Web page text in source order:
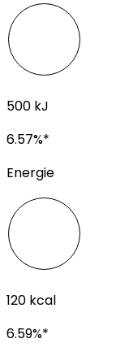
500 kJ
6.57%*
Energie
120 kcal
6.59%*